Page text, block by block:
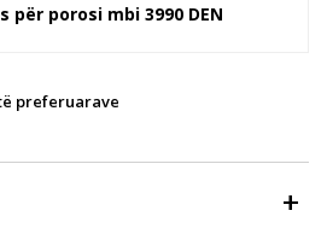
porosi mbi 3990 DEN
preferuarave